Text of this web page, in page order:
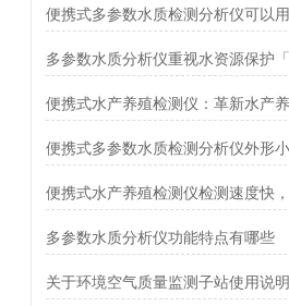
多参数水质分析仪功能特点有哪些
关于环境空气质量监测子站使用说明